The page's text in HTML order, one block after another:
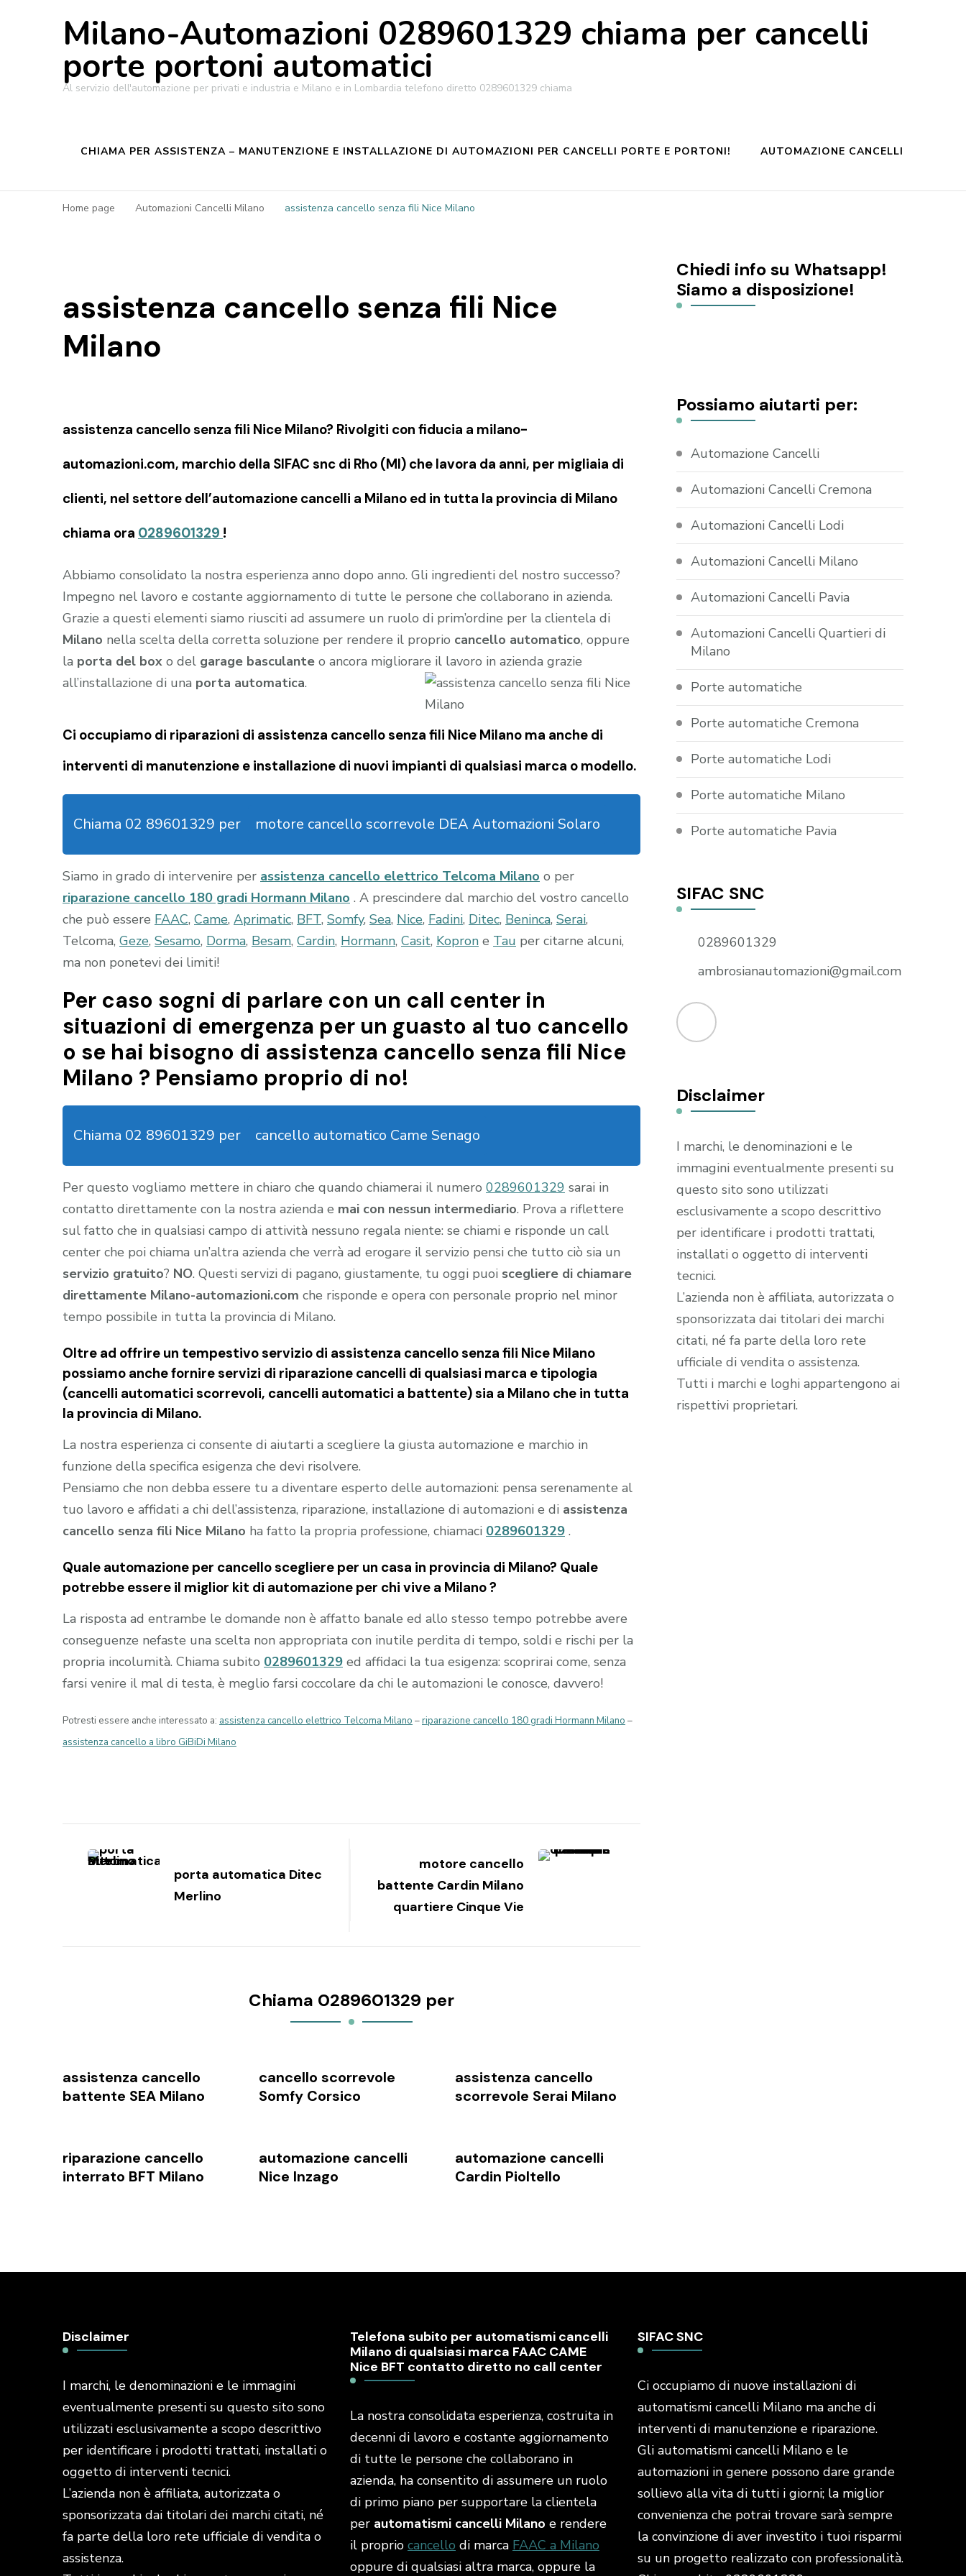
Milano-Automazioni 0289601329 chiama per cancelli
porte portoni automatici
Al servizio dell'automazione per privati e industria e Milano e in Lombardia telefono diretto 0289601329 chiama
CHIAMA PER ASSISTENZA – MANUTENZIONE E INSTALLAZIONE DI AUTOMAZIONI PER CANCELLI PORTE E PORTONI! AUTOMAZIONE CANCELLI
Home page Automazioni Cancelli Milano assistenza cancello senza fili Nice Milano
assistenza cancello senza fili Nice
Milano
assistenza cancello senza fili Nice Milano? Rivolgiti con fiducia a milano-
automazioni.com, marchio della SIFAC snc di Rho (MI) che lavora da anni, per migliaia di
clienti, nel settore dell’automazione cancelli a Milano ed in tutta la provincia di Milano
chiama ora 0289601329 !
Abbiamo consolidato la nostra esperienza anno dopo anno. Gli ingredienti del nostro successo?
Impegno nel lavoro e costante aggiornamento di tutte le persone che collaborano in azienda.
Grazie a questi elementi siamo riusciti ad assumere un ruolo di prim’ordine per la clientela di
Milano nella scelta della corretta soluzione per rendere il proprio cancello automatico, oppure
la porta del box o del garage basculante o ancora migliorare il lavoro in azienda grazie
all’installazione di una porta automatica.
Ci occupiamo di riparazioni di assistenza cancello senza fili Nice Milano ma anche di
interventi di manutenzione e installazione di nuovi impianti di qualsiasi marca o modello.
Chiama 02 89601329 per motore cancello scorrevole DEA Automazioni Solaro
Siamo in grado di intervenire per assistenza cancello elettrico Telcoma Milano o per
riparazione cancello 180 gradi Hormann Milano . A prescindere dal marchio del vostro cancello
che può essere FAAC, Came, Aprimatic, BFT, Somfy, Sea, Nice, Fadini, Ditec, Beninca, Serai,
Telcoma, Geze, Sesamo, Dorma, Besam, Cardin, Hormann, Casit, Kopron e Tau per citarne alcuni,
ma non ponetevi dei limiti!
Per caso sogni di parlare con un call center in
situazioni di emergenza per un guasto al tuo cancello
o se hai bisogno di assistenza cancello senza fili Nice
Milano ? Pensiamo proprio di no!
Chiama 02 89601329 per cancello automatico Came Senago
Per questo vogliamo mettere in chiaro che quando chiamerai il numero 0289601329 sarai in
contatto direttamente con la nostra azienda e mai con nessun intermediario. Prova a riflettere
sul fatto che in qualsiasi campo di attività nessuno regala niente: se chiami e risponde un call
center che poi chiama un’altra azienda che verrà ad erogare il servizio pensi che tutto ciò sia un
servizio gratuito? NO. Questi servizi di pagano, giustamente, tu oggi puoi scegliere di chiamare
direttamente Milano-automazioni.com che risponde e opera con personale proprio nel minor
tempo possibile in tutta la provincia di Milano.
Oltre ad offrire un tempestivo servizio di assistenza cancello senza fili Nice Milano
possiamo anche fornire servizi di riparazione cancelli di qualsiasi marca e tipologia
(cancelli automatici scorrevoli, cancelli automatici a battente) sia a Milano che in tutta
la provincia di Milano.
La nostra esperienza ci consente di aiutarti a scegliere la giusta automazione e marchio in
funzione della specifica esigenza che devi risolvere.
Pensiamo che non debba essere tu a diventare esperto delle automazioni: pensa serenamente al
tuo lavoro e affidati a chi dell’assistenza, riparazione, installazione di automazioni e di assistenza
cancello senza fili Nice Milano ha fatto la propria professione, chiamaci 0289601329 .
Quale automazione per cancello scegliere per un casa in provincia di Milano? Quale
potrebbe essere il miglior kit di automazione per chi vive a Milano?
La risposta ad entrambe le domande non è affatto banale ed allo stesso tempo potrebbe avere
conseguenze nefaste una scelta non appropriata con inutile perdita di tempo, soldi e rischi per la
propria incolumità. Chiama subito 0289601329 ed affidaci la tua esigenza: scoprirai come, senza
farsi venire il mal di testa, è meglio farsi coccolare da chi le automazioni le conosce, davvero!
Potresti essere anche interessato a: assistenza cancello elettrico Telcoma Milano –riparazione cancello 180 gradi Hormann Milano –
assistenza cancello a libro GiBiDi Milano
articoli
porta automatica Ditec
Merlino
motore cancello
battente Cardin Milano
quartiere Cinque Vie
Chiama 0289601329 per
assistenza cancello
battente SEA Milano
cancello scorrevole
Somfy Corsico
assistenza cancello
scorrevole Serai Milano
riparazione cancello
interrato BFT Milano
automazione cancelli
Nice Inzago
automazione cancelli
Cardin Pioltello
Chiedi info su Whatsapp!
Siamo a disposizione!
Possiamo aiutarti per:
Automazione Cancelli
Automazioni Cancelli Cremona
Automazioni Cancelli Lodi
Automazioni Cancelli Milano
Automazioni Cancelli Pavia
Automazioni Cancelli Quartieri di
Milano
Porte automatiche
Porte automatiche Cremona
Porte automatiche Lodi
Porte automatiche Milano
Porte automatiche Pavia
SIFAC SNC
0289601329
ambrosianautomazioni@gmail.com
Disclaimer
I marchi, le denominazioni e le
immagini eventualmente presenti su
questo sito sono utilizzati
esclusivamente a scopo descrittivo
per identificare i prodotti trattati,
installati o oggetto di interventi
tecnici.
L’azienda non è affiliata, autorizzata o
sponsorizzata dai titolari dei marchi
citati, né fa parte della loro rete
ufficiale di vendita o assistenza.
Tutti i marchi e loghi appartengono ai
rispettivi proprietari.
Disclaimer
I marchi, le denominazioni e le immagini
eventualmente presenti su questo sito sono
utilizzati esclusivamente a scopo descrittivo
per identificare i prodotti trattati, installati o
oggetto di interventi tecnici.
L’azienda non è affiliata, autorizzata o
sponsorizzata dai titolari dei marchi citati, né
fa parte della loro rete ufficiale di vendita o
assistenza.
Telefona subito per automatismi cancelli
Milano di qualsiasi marca FAAC CAME
Nice BFT contatto diretto no call center
La nostra consolidata esperienza, costruita in
decenni di lavoro e costante aggiornamento
di tutte le persone che collaborano in
azienda, ha consentito di assumere un ruolo
di primo piano per supportare la clientela
per automatismi cancelli Milano e rendere
il proprio cancello di marca FAAC a Milano
oppure di qualsiasi altra marca, oppure la
SIFAC SNC
Ci occupiamo di nuove installazioni di
automatismi cancelli Milano ma anche di
interventi di manutenzione e riparazione.
Gli automatismi cancelli Milano e le
automazioni in genere possono dare grande
sollievo alla vita di tutti i giorni; la miglior
convenienza che potrai trovare sarà sempre
la convinzione di aver investito i tuoi risparmi
su un progetto realizzato con professionalità.